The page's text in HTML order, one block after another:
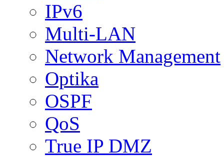
IPv6
Multi-LAN
Network Management
Optika
OSPF
QoS
True IP DMZ